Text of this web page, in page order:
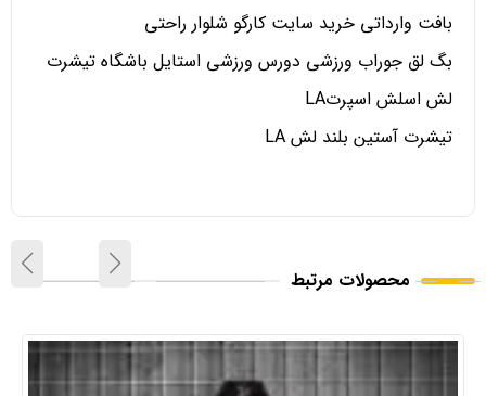
بافت وارداتی خرید سایت کارگو شلوار راحتی
بگ لق جوراب ورزشی دورس ورزشی استایل باشگاه تیشرت
لش اسلش اسپرتLA
تیشرت آستین بلند لش LA
محصولات مرتبط